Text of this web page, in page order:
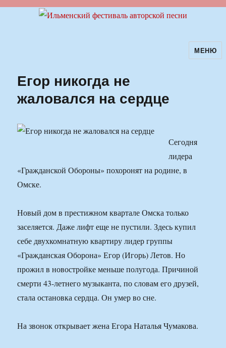
Ильменский фестиваль авторскойМЕНЮ
Егор никогда не
жаловался на сердце
Сегодня
лидера
«Гражданской Обороны» похоронят на родине, в
Омске.
Новый дом в престижном квартале Омска только
заселяется. Даже лифт еще не пустили. Здесь купил
себе двухкомнатную квартиру лидер группы
«Гражданская Оборона» Егор (Игорь) Летов. Но
прожил в новостройке меньше полугода. Причиной
смерти 43-летнего музыканта, по словам его друзей,
стала остановка сердца. Он умер во сне.
На звонок открывает жена Егора Наталья Чумакова.